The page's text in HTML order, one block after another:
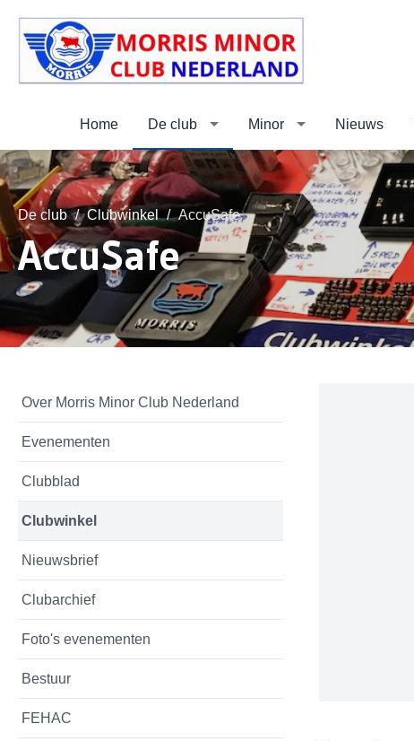
Home De club Minor Nieuws
De club Clubwinkel AccuSafe
AccuSafe
Over Morris Minor Club Nederland
Evenementen
Clubblad
Clubwinkel
Nieuwsbrief
Clubarchief
Foto's evenementen
Bestuur
FEHAC